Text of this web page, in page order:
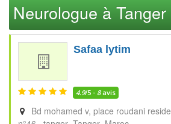
Neurologue à Tanger
Safaa lytim
4.9/5 - 8avis
Bd mohamed v, place roudani